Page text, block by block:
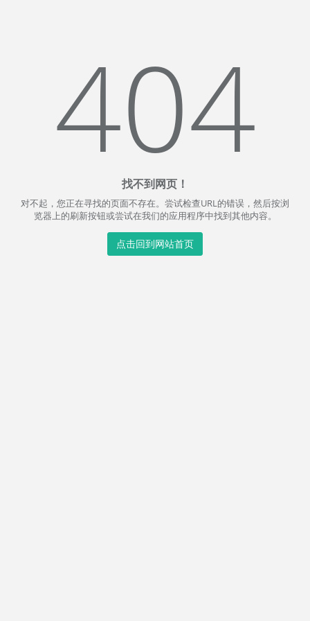
404
找不到网页！
对不起，您正在寻找的页面不存在。尝试检查URL的错误，然后按浏
览器上的刷新按钮或尝试在我们的应用程序中找到其他内容。
点击回到网站首页